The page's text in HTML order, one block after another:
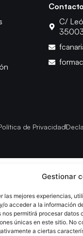
Gestionar
las mejores experiencias,
o acceder a la información
nos permitirá procesar datos
únicas en este sitio. No
a ciertas
Contacto
C/
35003
de Privacidad